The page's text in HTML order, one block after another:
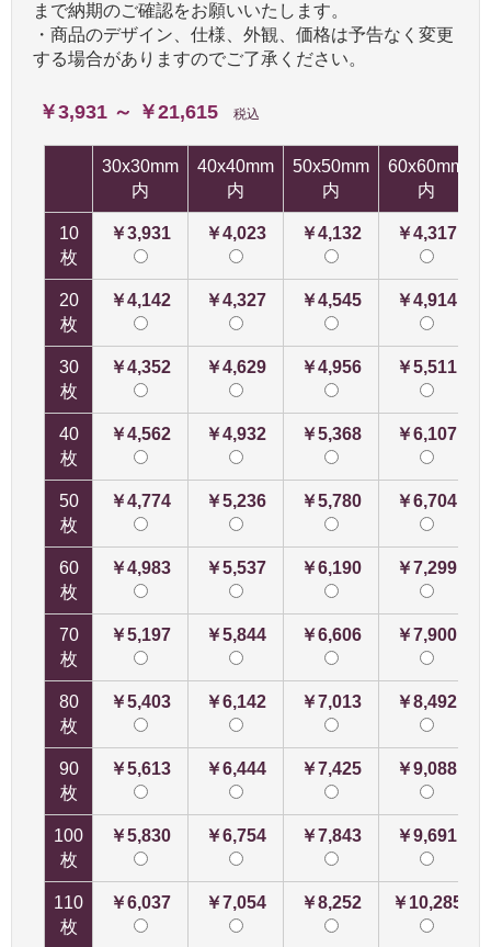
まで納期のご確認をお願いいたします。
・商品のデザイン、仕様、外観、価格は予告なく変更
する場合がありますのでご了承ください。
￥3,931 ～ ￥21,615 税込
30x30mm
内
40x40mm
内
50x50mm
内
60x60mm
内
10
枚
￥3,931 ￥4,023 ￥4,132 ￥4,317
20
枚
￥4,142 ￥4,327 ￥4,545 ￥4,914
30
枚
￥4,352 ￥4,629 ￥4,956 ￥5,511
40
枚
￥4,562 ￥4,932 ￥5,368 ￥6,107
50
枚
￥4,774 ￥5,236 ￥5,780 ￥6,704
60
枚
￥4,983 ￥5,537 ￥6,190 ￥7,299
70
枚
￥5,197 ￥5,844 ￥6,606 ￥7,900
80
枚
￥5,403 ￥6,142 ￥7,013 ￥8,492
90
枚
￥5,613 ￥6,444 ￥7,425 ￥9,088
100
枚
￥5,830 ￥6,754 ￥7,843 ￥9,691
110
枚
￥6,037 ￥7,054 ￥8,252 ￥10,285